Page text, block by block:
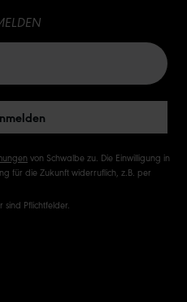
von Schwalbe zu. Die Einwilligung in
für die Zukunft widerruflich, z.B. per
Pflichtfelder.